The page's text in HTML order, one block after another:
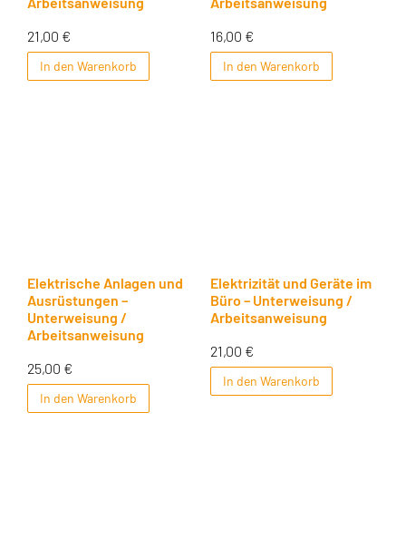
21,00 €
In den Warenkorb
16,00 €
In den Warenkorb
Elektrische Anlagen und
Ausrüstungen –
Unterweisung /
Arbeitsanweisung
25,00 €
In den Warenkorb
Elektrizität und Geräte im
Büro – Unterweisung /
Arbeitsanweisung
21,00 €
In den Warenkorb